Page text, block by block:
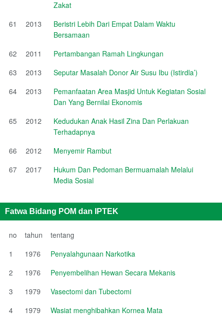
Zakat
61
2013
Beristri Lebih Dari Empat Dalam Waktu
Bersamaan
62
2011
Pertambangan Ramah Lingkungan
63
2013
Seputar Masalah Donor Air Susu Ibu (Istirdla’)
64
2013
Pemanfaatan Area Masjid Untuk Kegiatan Sosial
Dan Yang Bernilai Ekonomis
65
2012
Kedudukan Anak Hasil Zina Dan Perlakuan
Terhadapnya
66
2012
Menyemir Rambut
67
2017
Hukum Dan Pedoman Bermuamalah Melalui
Media Sosial
Fatwa Bidang POM dan IPTEK
no tahun
tentang
1
1976
Penyalahgunaan Narkotika
2
1976
Penyembelihan Hewan Secara Mekanis
3
1979
Vasectomi dan Tubectomi
4
1979
Wasiat menghibahkan Kornea Mata